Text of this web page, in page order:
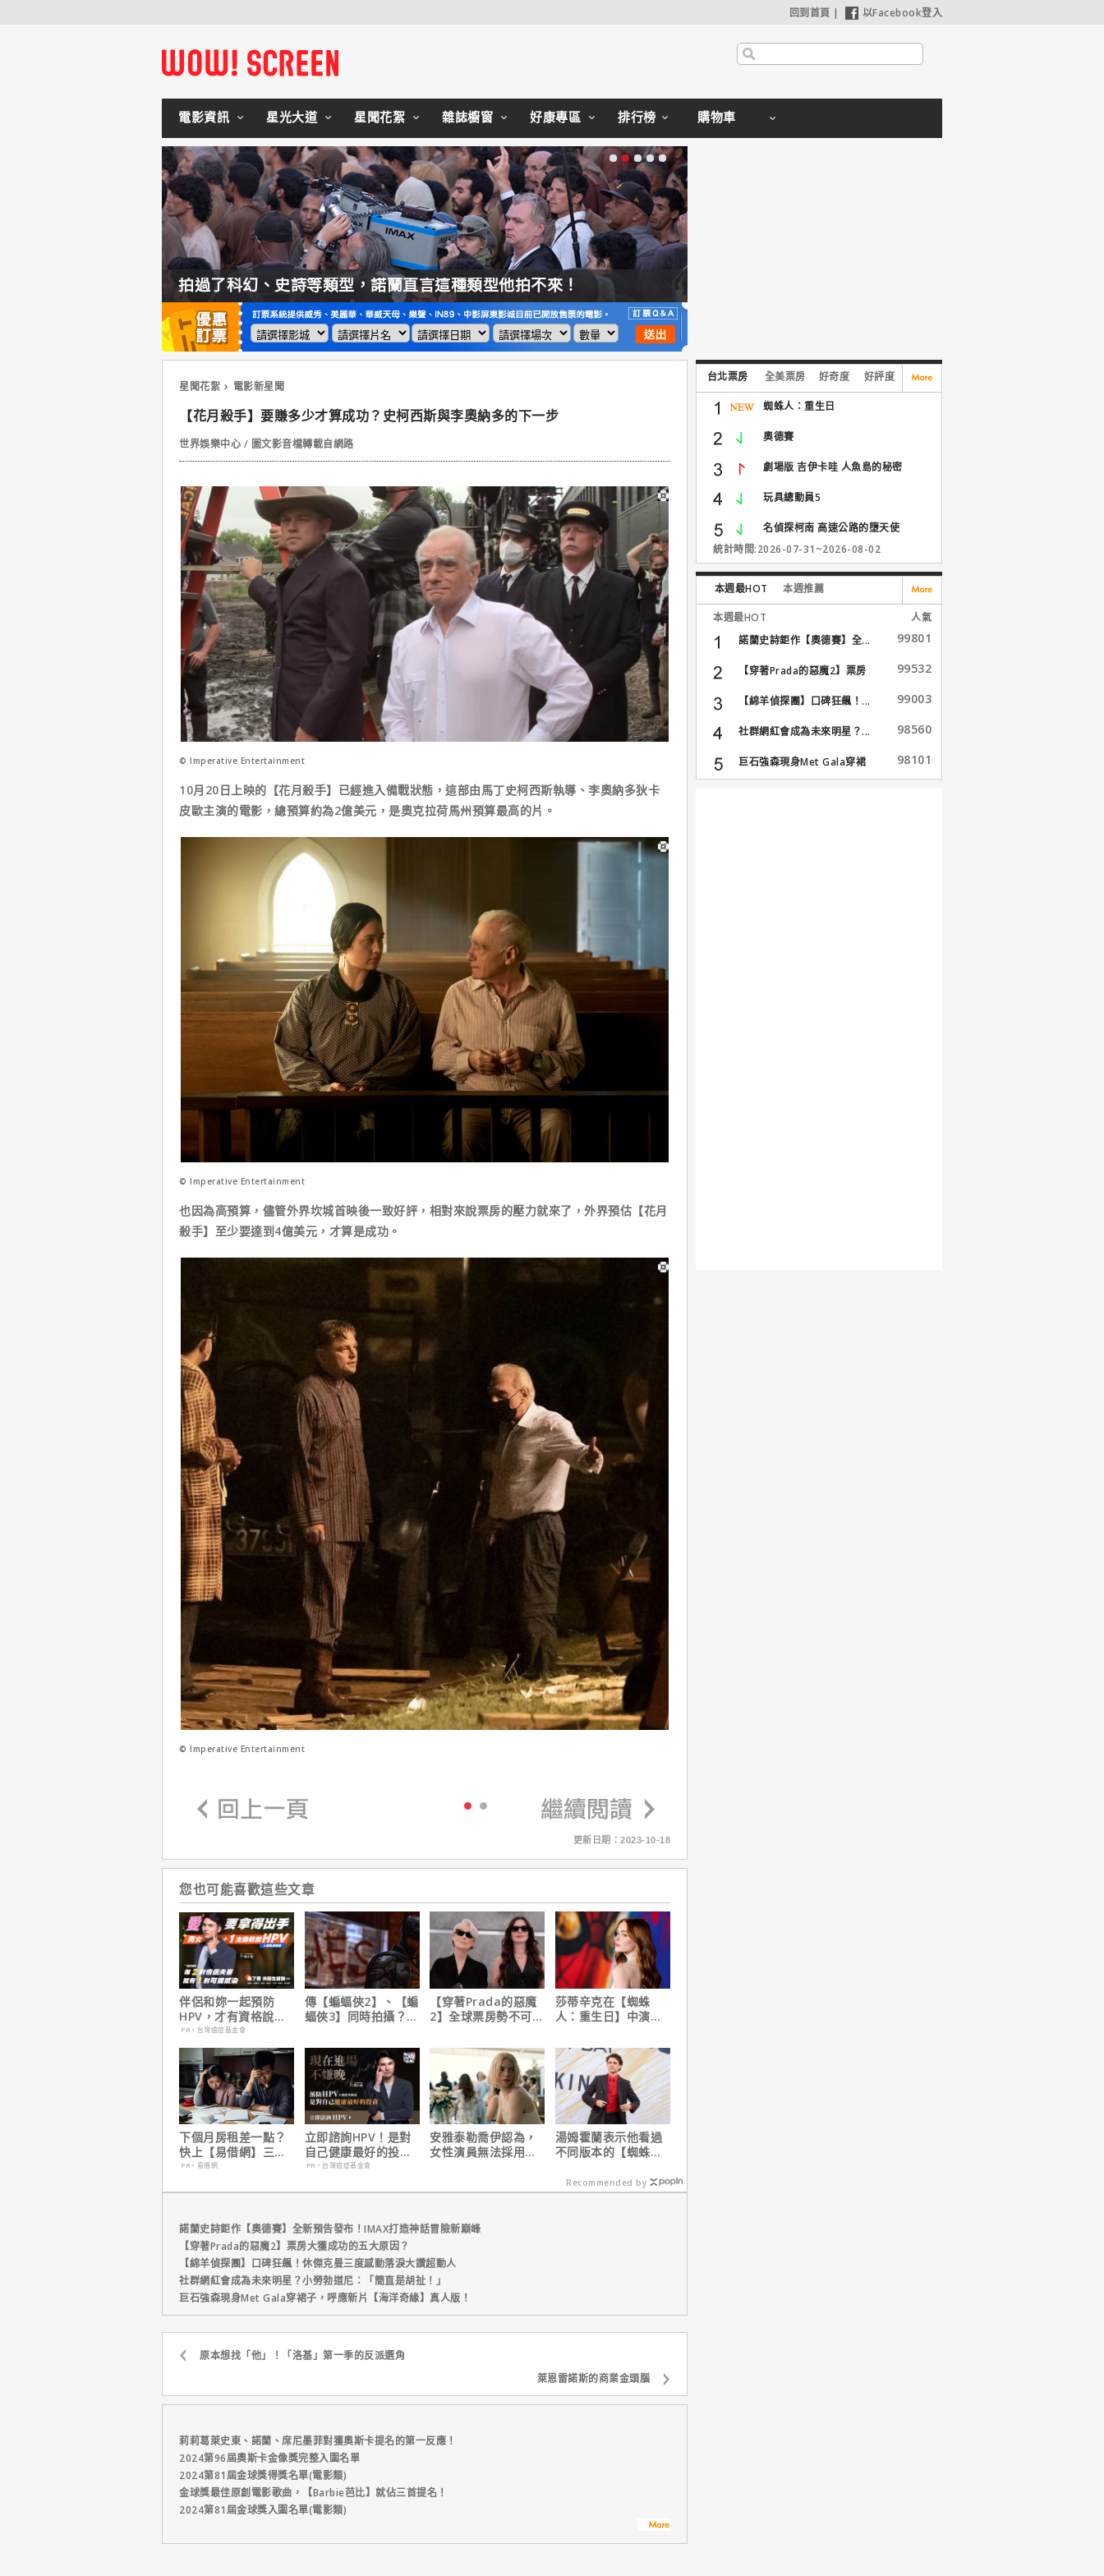
回到首頁 | 以Facebook登入
電影資訊 星光大道 星聞花絮 雜誌櫥窗 好康專區 排行榜 購物車
拍過了科幻、史詩等類型，諾蘭直言這種類型他拍不來！
星聞花絮 電影新星聞
【花月殺手】要賺多少才算成功？史柯西斯與李奧納多的下一步
世界娛樂中心 / 圖文影音檔轉載自網路
© Imperative Entertainment
10月20日上映的【花月殺手】已經進入備戰狀態，這部由馬丁史柯西斯執導、李奧納多狄卡
皮歐主演的電影，總預算約為2億美元，是奧克拉荷馬州預算最高的片。
© Imperative Entertainment
也因為高預算，儘管外界坎城首映後一致好評，相對來說票房的壓力就來了，外界預估【花月
殺手】至少要達到4億美元，才算是成功。
© Imperative Entertainment
更新日期：2023-10-18
您也可能喜歡這些文章
伴侶和妳一起預防
HPV，才有資格說愛
妳！
PR・台灣癌症基金會
傳【蝙蝠俠2】、【蝙
蝠俠3】同時拍攝？詹
【穿著Prada的惡魔
2】全球票房勢不可
軍、兩週狂破4.3億美
莎蒂辛克在【蜘蛛
人：重生日】中演的
下伏筆？
下個月房租差一點？
快上【易借網】三分
鐘解決燃眉之急
PR・易借網
立即諮詢HPV！是對
自己健康最好的投
資，把握現在不嫌
PR・台灣癌症基金會
安雅泰勒喬伊認為，
女性演員無法採用方
湯姆霍蘭表示他看過
不同版本的【蜘蛛
這版完全不行！
Recommended by
諾蘭史詩鉅作【奧德賽】全新預告發布！IMAX打造神話冒險新巔峰
【穿著Prada的惡魔2】票房大獲成功的五大原因？
【綿羊偵探團】口碑狂飆！休傑克曼三度感動落淚大讚超動人
社群網紅會成為未來明星？小勞勃道尼：「簡直是胡扯！」
巨石強森現身Met Gala穿裙子，呼應新片【海洋奇緣】真人版！
原本想找「他」！「洛基」第一季的反派選角
萊恩雷諾斯的商業金頭腦
莉莉葛萊史東、諾蘭、席尼墨菲對獲奧斯卡提名的第一反應！
2024第96屆奧斯卡金像獎完整入圍名單
2024第81屆金球獎得獎名單(電影類)
金球獎最佳原創電影歌曲，【Barbie芭比】就佔三首提名！
2024第81屆金球獎入圍名單(電影類)
台北票房 全美票房 好奇度 好評度
蜘蛛人：重生日
奧德賽
劇場版 吉伊卡哇 人魚島的秘密
玩具總動員5
名偵探柯南 高速公路的墮天使
統計時間:2026-07-31~2026-08-02
本週最HOT 本週推薦
本週最HOT
人氣
諾蘭史詩鉅作【奧德賽】全...
99801
【穿著Prada的惡魔2】票房
99532
【綿羊偵探團】口碑狂飆！... 99003
社群網紅會成為未來明星？... 98560
巨石強森現身Met Gala穿裙
子...
98101